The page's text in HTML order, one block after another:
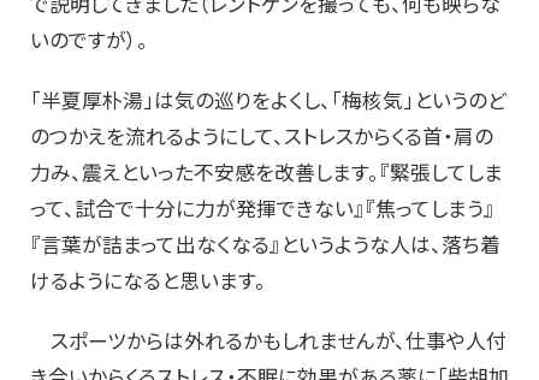
いのですが）。
「半夏厚朴湯」は気の巡りをよくし、「梅核気」というのど
のつかえを流れるようにして、ストレスからくる首・肩の
力み、震えといった不安感を改善します。『緊張してしま
って、試合で十分に力が発揮できない』『焦ってしまう』
『言葉が詰まって出なくなる』というような人は、落ち着
けるようになると思います。
スポーツからは外れるかもしれませんが、仕事や人付